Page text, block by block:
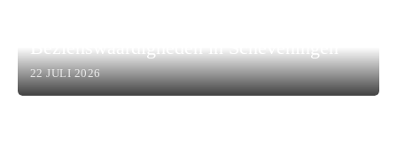
Bezienswaardigheden in Scheveningen
22 JULI 2026